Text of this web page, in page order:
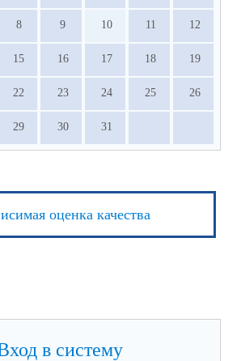
8 9 10 11 12
15 16 17 18 19
22 23 24 25 26
29 30 31
оценка качества
в систему